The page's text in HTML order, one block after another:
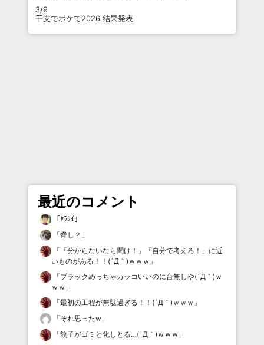
3/9
干支でボケて2026 結果発表
最近のコメント
「ﾔﾗｼｲ 」
「脅し？ 」
「 「分からないなら聞け！」「自分で考えろ！」に近
いものがある！！(´Д｀)ｗｗｗ 」
「ブラックめっちゃカッコいいのに台無しや(´Д｀)ｗ
ｗｗ 」
「最初の工程が無駄過ぎる！！(´Д｀)ｗｗｗ 」
「それ思ったw 」
「餃子がゴミと化しとる…(´Д｀)ｗｗｗ 」